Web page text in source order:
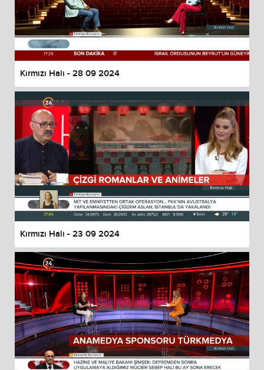
Kırmızı Halı - 28 09 2024
Kırmızı Halı - 23 09 2024